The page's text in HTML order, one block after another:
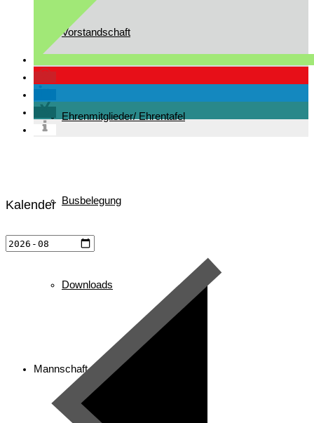
Vorstandschaft
Ehrenmitglieder/ Ehrentafel
Busbelegung
Downloads
Mannschaft
Kalender